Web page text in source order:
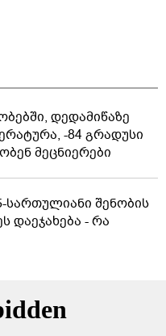
დედამიწაზე
-84 გრადუსი
მეცნიერები
სართულიანი შენობის
დაეჯახება - რა